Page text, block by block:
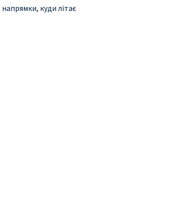
куди літає